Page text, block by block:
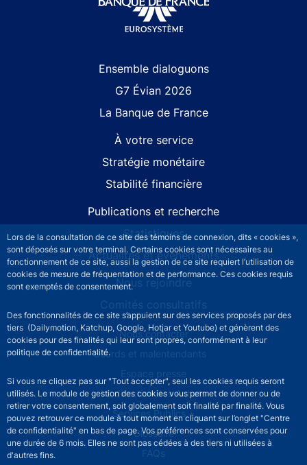
Lors de la consultation de ce site des témoins de connexion, dits « cookies »,
sont déposés sur votre terminal. Certains cookies sont nécessaires au
fonctionnement de ce site, aussi la gestion de ce site requiert l’utilisation de
cookies de mesure de fréquentation et de performance. Ces cookies requis
sont exemptés de consentement.
Des fonctionnalités de ce site s’appuient sur des services proposés par des
tiers (Dailymotion, Katchup, Google, Hotjar et Youtube) et génèrent des
cookies pour des finalités qui leur sont propres, conformément à leur
politique de confidentialité.
Si vous ne cliquez pas sur "Tout accepter", seul les cookies requis seront
utilisés. Le module de gestion des cookies vous permet de donner ou de
retirer votre consentement, soit globalement soit finalité par finalité. Vous
pouvez retrouver ce module à tout moment en cliquant sur l’onglet "Centre
de confidentialité" en bas de page. Vos préférences sont conservées pour
une durée de 6 mois. Elles ne sont pas cédées à des tiers ni utilisées à
d'autres fins.
Ensemble dialoguons
G7 Évian 2026
La Banque de France
À votre service
Stratégie monétaire
Stabilité financière
Publications et recherche
Statistiques
Actualités et événements
Nous rejoindre
Comités consultatifs
Footer secondary menuNous contacter
Sourds et malentendants
Espace presse
La direction des Achats
Services Publics +
Glossaire
FAQs